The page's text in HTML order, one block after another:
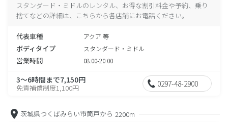
スタンダード・ミドルのレンタル、お得な割引料金や予約、乗り
捨てなどの詳細は、こちらから各店舗にお電話ください。
代表車種 アクア 等
ボディタイプ スタンダード・ミドル
営業時間 08:00-20:00
3～6時間まで7,150円
免責補償制度1,100円 0297-48-2900
茨城県つくばみらい市筒戸から 2200m